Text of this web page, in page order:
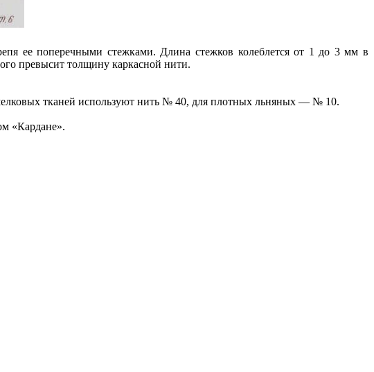
ее поперечными стежками. Длина стежков колеблется от 1 до 3 мм в
превысит толщину каркасной нити.
тканей используют нить № 40, для плотных льняных — № 10.
«Кардане».